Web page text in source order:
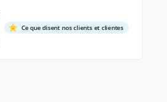
Ce que disent nos clients et clientes